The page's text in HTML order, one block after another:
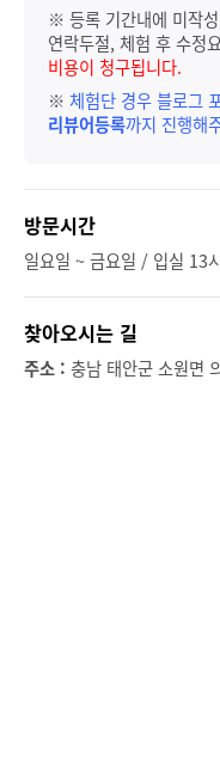
※ 등록 기간내에 미작
연락두절, 체험 후 수정
비용이 청구됩니다.
※ 체험단 경우 블로그
리뷰어등록까지 진행해
방문시간
일요일 ~ 금요일 / 입실 13
찾아오시는 길
주소 : 충남 태안군 소원면